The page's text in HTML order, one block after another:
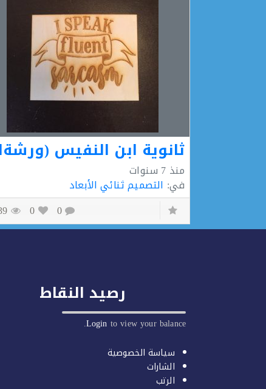
منذ 7 سنوات
في: التصميم ثنائي الأبعاد
0
رصيد النقاط
Login to view your balance.
سياسة الخصوصية
الشارات
الرتب